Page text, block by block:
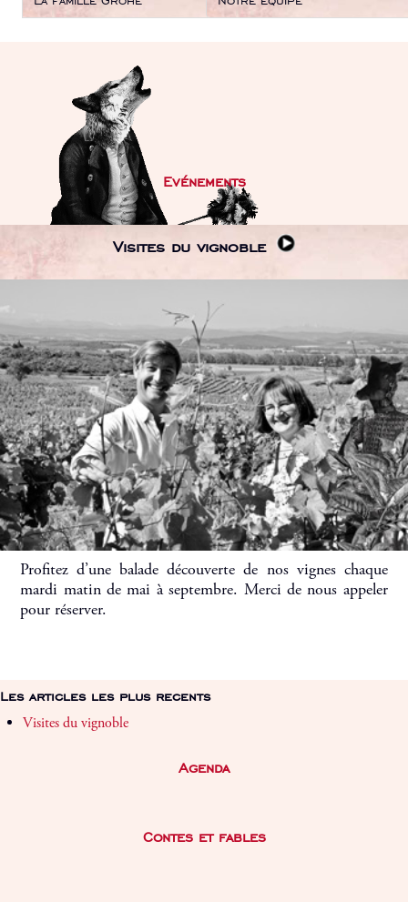
Evénements
Visites du vignoble
Profitez d’une balade découverte de nos vignes chaque
mardi matin de mai à septembre. Merci de nous appeler
pour réserver.
Les articles les plus recents
Visites du vignoble
Agenda
Contes et fables